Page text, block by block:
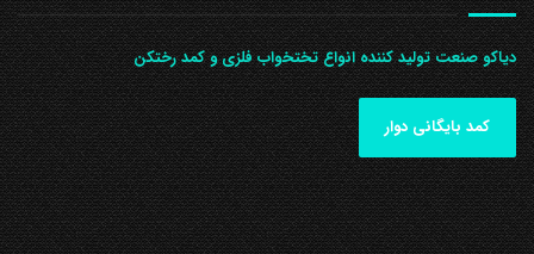
دیاکو صنعت تولید کننده انواع تختخواب فلزی و کمد رختکن
کمد بایگانی دوار